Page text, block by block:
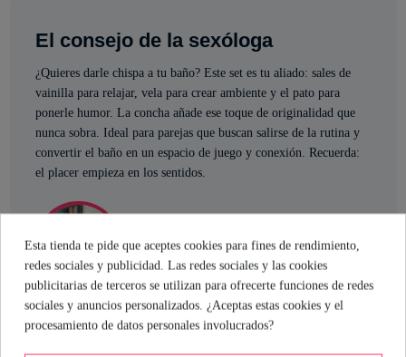
El consejo de la sexóloga
¿Quieres darle chispa a tu baño? Este set es tu aliado: sales de
vainilla para relajar, vela para crear ambiente y el pato para
ponerle humor. La concha añade ese toque de originalidad que
nunca sobra. Ideal para parejas que buscan salirse de la rutina y
convertir el baño en un espacio de juego y conexión. Recuerda:
el placer empieza en los sentidos.
Sexóloga de Industrial Erótica
Ver perfil
Esta tienda te pide que aceptes cookies para fines de rendimiento,
redes sociales y publicidad. Las redes sociales y las cookies
publicitarias de terceros se utilizan para ofrecerte funciones de redes
sociales y anuncios personalizados. ¿Aceptas estas cookies y el
procesamiento de datos personales involucrados?